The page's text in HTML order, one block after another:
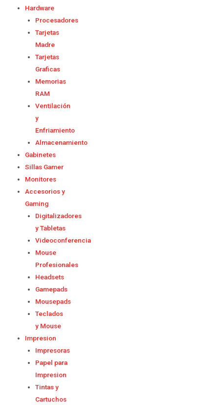
Hardware
Procesadores
Tarjetas
Madre
Tarjetas
Graficas
Memorias
RAM
Ventilación
y
Enfriamiento
Almacenamiento
Gabinetes
Sillas Gamer
Monitores
Accesorios y
Gaming
Digitalizadores
y Tabletas
Videoconferencia
Mouse
Profesionales
Headsets
Gamepads
Mousepads
Teclados
y Mouse
Impresion
Impresoras
Papel para
Impresion
Tintas y
Cartuchos